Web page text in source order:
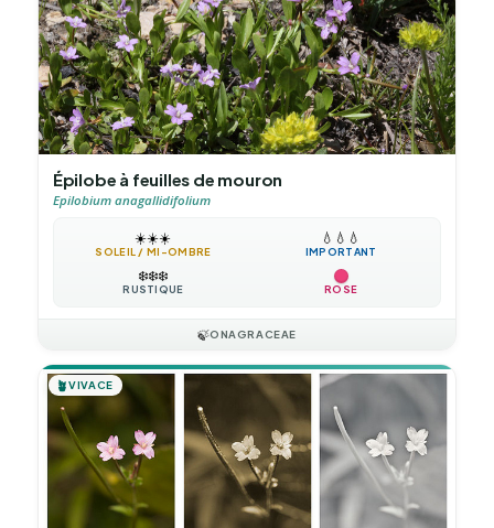
Épilobe à feuilles de mouron
Epilobium anagallidifolium
☀️☀️☀️
SOLEIL / MI-OMBRE
💧 💧 💧
IMPORTANT
❄️❄️❄️
RUSTIQUE ROSE
🍃ONAGRACEAE
🪴VIVACE